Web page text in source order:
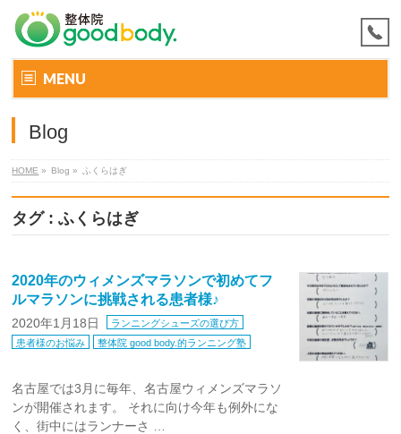
MENU
Blog
HOME » Blog » ふくらはぎ
タグ : ふくらはぎ
2020年のウィメンズマラソンで初めてフ
ルマラソンに挑戦される患者様♪
2020年1月18日
ランニングシューズの選び方
患者様のお悩み
整体院 good body.的ランニング塾
名古屋では3月に毎年、名古屋ウィメンズマラソ
ンが開催されます。 それに向け今年も例外にな
く、街中にはランナーさ …